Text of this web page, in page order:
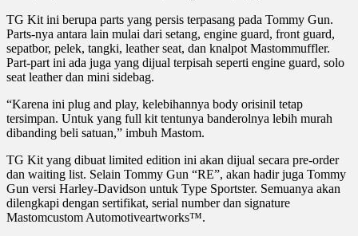
TG Kit ini berupa parts yang persis terpasang pada Tommy Gun.
Parts-nya antara lain mulai dari setang, engine guard, front guard,
sepatbor, pelek, tangki, leather seat, dan knalpot Mastommuffler.
Part-part ini ada juga yang dijual terpisah seperti engine guard, solo
seat leather dan mini sidebag.
“Karena ini plug and play, kelebihannya body orisinil tetap
tersimpan. Untuk yang full kit tentunya banderolnya lebih murah
dibanding beli satuan,” imbuh Mastom.
TG Kit yang dibuat limited edition ini akan dijual secara pre-order
dan waiting list. Selain Tommy Gun “RE”, akan hadir juga Tommy
Gun versi Harley-Davidson untuk Type Sportster. Semuanya akan
dilengkapi dengan sertifikat, serial number dan signature
Mastomcustom Automotiveartworks™.